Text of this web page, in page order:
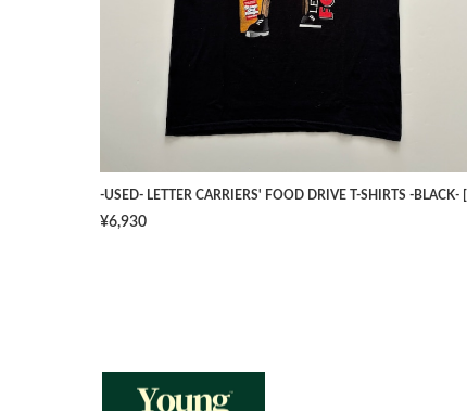
-USED- LETTER CARRIERS' FOOD DRIVE T-SHIRTS -BLACK-
¥6,930